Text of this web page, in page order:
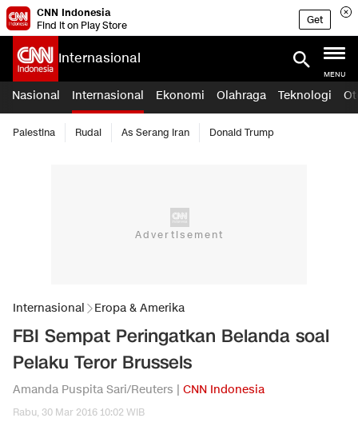
CNN Indonesia
Find it on Play Store
Get
Internasional
MENU
Nasional Internasional Ekonomi Olahraga Teknologi
Palestina Rudal As Serang Iran Donald Trump
Internasional Eropa & Amerika
FBI Sempat Peringatkan Belanda soal
Pelaku Teror Brussels
Amanda Puspita Sari/Reuters | CNN Indonesia
Rabu, 30 Mar 2016 10:02 WIB